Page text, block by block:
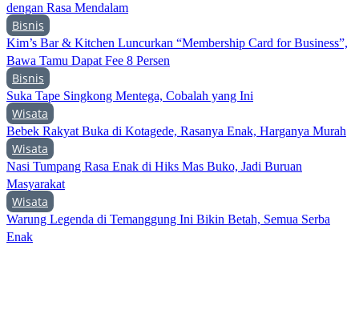
dengan Rasa Mendalam
Bisnis
Kim’s Bar & Kitchen Luncurkan “Membership Card for Business”,
Bawa Tamu Dapat Fee 8 Persen
Bisnis
Suka Tape Singkong Mentega, Cobalah yang Ini
Wisata
Bebek Rakyat Buka di Kotagede, Rasanya Enak, Harganya Murah
Wisata
Nasi Tumpang Rasa Enak di Hiks Mas Buko, Jadi Buruan
Masyarakat
Wisata
Warung Legenda di Temanggung Ini Bikin Betah, Semua Serba
Enak